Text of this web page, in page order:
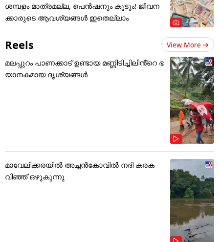
ശമ്പളം മാത്രമല്ല, പെൻഷനും കൂടും! ജീവന
ക്കാരുടെ ആവശ്യങ്ങൾ ഇതെല്ലാം
Reels View More
മലപ്പുറം പാണക്കാട് ഉണ്ടായ മണ്ണിടിച്ചിലിൻ്റെ ഭ
യാനകമായ ദൃശ്യങ്ങൾ
മാവേലിക്കരയിൽ അച്ചൻകോവിൽ നദി കരക
വിഞ്ഞ് ഒഴുകുന്നു